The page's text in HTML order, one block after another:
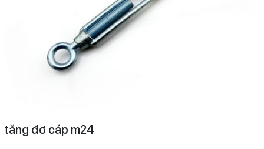
tăng đơ cáp m24